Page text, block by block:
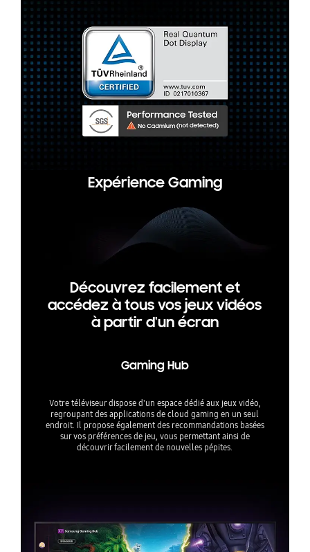
Expérience Gaming
Découvrez facilement et
accédez à tous vos jeux vidéos
à partir d'un écran
Gaming Hub
Votre téléviseur dispose d'un espace dédié aux jeux vidéo,
regroupant des applications de cloud gaming en un seul
endroit. Il propose également des recommandations basées
sur vos préférences de jeu, vous permettant ainsi de
découvrir facilement de nouvelles pépites.